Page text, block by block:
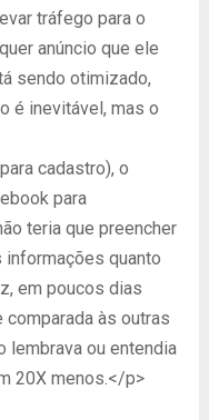
tráfego para o
anúncio que ele
sendo otimizado,
é inevitável, mas o
cadastro), o
para
teria que preencher
quanto
em poucos dias
às outras
lembrava ou entendia
20X menos.</p>